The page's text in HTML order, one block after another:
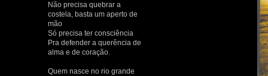
Não precisa quebrar a
costela, basta um aperto de
mão
Só precisa ter consciência
Pra defender a querência de
alma e de coração.
Quem nasce no rio grande